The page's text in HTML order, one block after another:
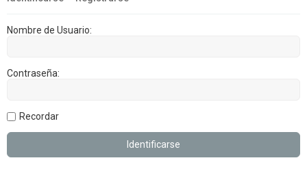
Nombre de Usuario:
Contraseña:
Recordar